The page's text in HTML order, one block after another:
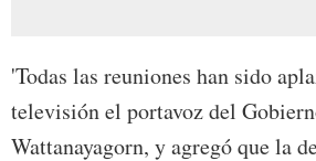
'Todas las reuniones han sido
televisión el portavoz del
Wattanayagorn, y agregó que la